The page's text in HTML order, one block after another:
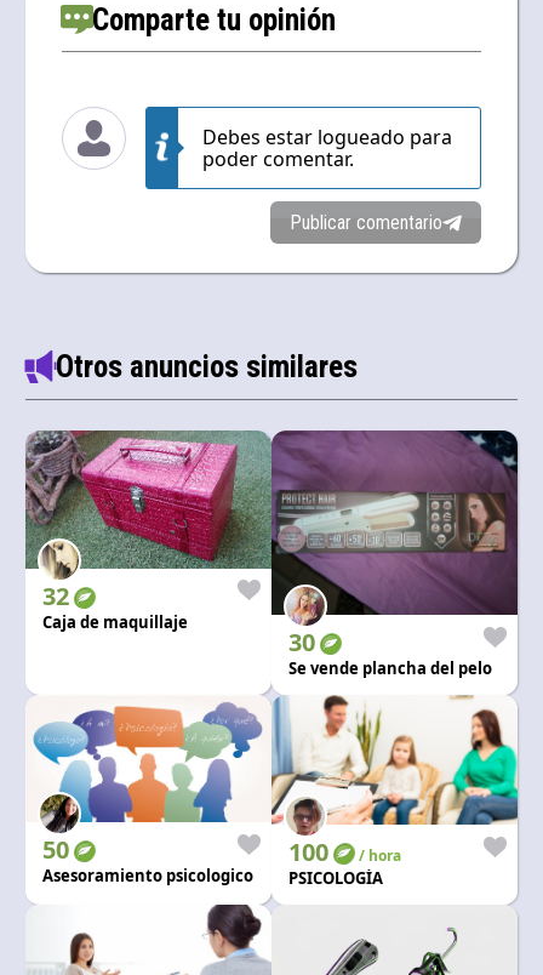
Comparte tu opinión
Debes estar logueado para
poder comentar.
Publicar comentario
Otros anuncios similares
32
Caja de maquillaje
30
Se vende plancha del pelo
50
Asesoramiento psicologico
100 / hora
PSICOLOGÍA